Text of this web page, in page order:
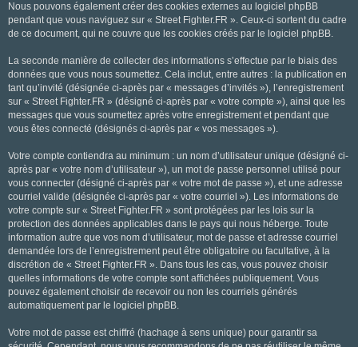
Nous pouvons également créer des cookies externes au logiciel phpBB
pendant que vous naviguez sur « Street Fighter.FR ». Ceux-ci sortent du cadre
de ce document, qui ne couvre que les cookies créés par le logiciel phpBB.
La seconde manière de collecter des informations s’effectue par le biais des
données que vous nous soumettez. Cela inclut, entre autres : la publication en
tant qu’invité (désignée ci-après par « messages d’invités »), l’enregistrement
sur « Street Fighter.FR » (désigné ci-après par « votre compte »), ainsi que les
messages que vous soumettez après votre enregistrement et pendant que
vous êtes connecté (désignés ci-après par « vos messages »).
Votre compte contiendra au minimum : un nom d’utilisateur unique (désigné ci-
après par « votre nom d’utilisateur »), un mot de passe personnel utilisé pour
vous connecter (désigné ci-après par « votre mot de passe »), et une adresse
courriel valide (désignée ci-après par « votre courriel »). Les informations de
votre compte sur « Street Fighter.FR » sont protégées par les lois sur la
protection des données applicables dans le pays qui nous héberge. Toute
information autre que vos nom d’utilisateur, mot de passe et adresse courriel
demandée lors de l’enregistrement peut être obligatoire ou facultative, à la
discrétion de « Street Fighter.FR ». Dans tous les cas, vous pouvez choisir
quelles informations de votre compte sont affichées publiquement. Vous
pouvez également choisir de recevoir ou non les courriels générés
automatiquement par le logiciel phpBB.
Votre mot de passe est chiffré (hachage à sens unique) pour garantir sa